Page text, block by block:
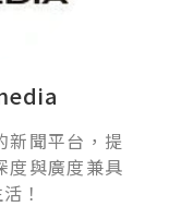
新聞平台，提
度與廣度兼具
！